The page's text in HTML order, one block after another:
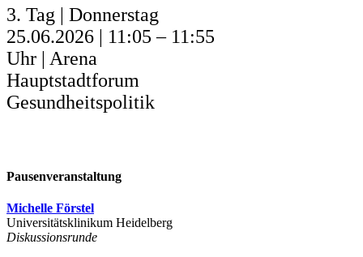
3. Tag | Donnerstag
25.06.2026 | 11:05 – 11:55
Uhr | Arena
Hauptstadtforum
Gesundheitspolitik
Pausenveranstaltung
Michelle Förstel
Universitätsklinikum Heidelberg
Diskussionsrunde